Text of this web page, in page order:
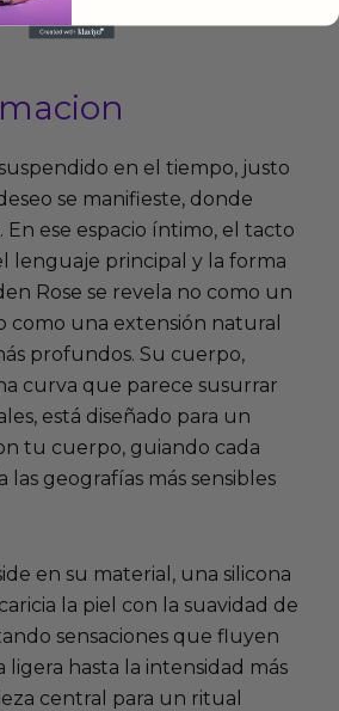
en el tiempo, justo
se manifieste, donde
En ese espacio íntimo, el tacto
lenguaje principal y la forma
Rose se revela no como un
como una extensión natural
profundos. Su cuerpo,
curva que parece susurrar
está diseñado para un
tu cuerpo, guiando cada
las geografías más sensibles
en su material, una silicona
la piel con la suavidad de
sensaciones que fluyen
ligera hasta la intensidad más
central para un ritual